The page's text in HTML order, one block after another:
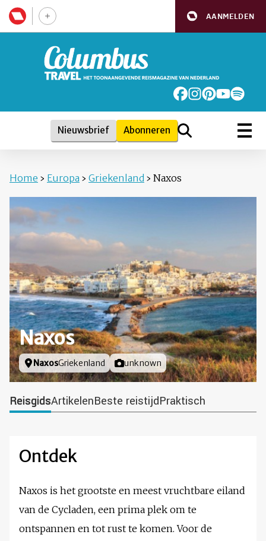
AANMELDEN
Nieuwsbrief Abonneren
Home › Europa › Griekenland › Naxos
Naxos
Locatie
NaxosGriekenland Foto door
unknown
ReisgidsArtikelenBeste reistijdPraktisch
Ontdek
Naxos is het grootste en meest vruchtbare eiland
van de Cycladen, een prima plek om te
ontspannen en tot rust te komen. Voor de